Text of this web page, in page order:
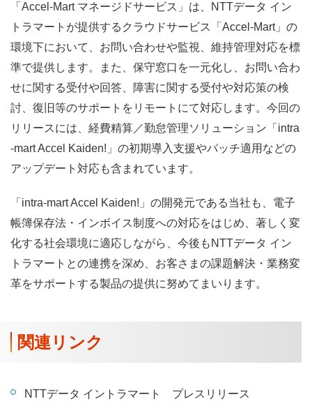
「Accel-Mart マネージドサービス」は、NTTデータ イン
トラマートが提供するクラウドサービス「Accel-Mart」の
環境下において、お問い合わせや監視、維持管理対応を標
準で提供します。また、保守窓口を一元化し、お問い合わ
せに関する受付や回答、障害に関する受付や対応策の検
討、復旧等のサポートをリモートにて対応します。今回の
リリースには、経費精算／勤怠管理ソリューション「intra
-mart Accel Kaiden!」の初期導入支援やパッチ適用などの
アップデート対応も含まれています。
「intra-mart Accel Kaiden!」の開発元である当社も、電子
帳簿保存法・インボイス制度への対応をはじめ、著しく変
化する社会環境に適応しながら、今後もNTTデータ イン
トラマートとの連携を深め、お客さまの課題解決・業務変
革をサポートする製品の提供に努めてまいります。
関連リンク
NTTデータ イントラマート プレスリリース